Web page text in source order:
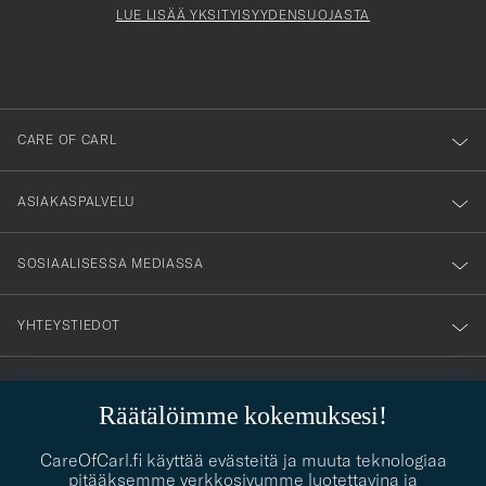
Räätälöimme kokemuksesi!
CareOfCarl.fi käyttää evästeitä ja muuta teknologiaa
pitääksemme verkkosivumme luotettavina ja
dig
till
vårt
nyhetsbrev!
LUE LISÄÄ YKSITYISYYDENSUOJASTA
CARE OF CARL
ASIAKASPALVELU
SOSIAALISESSA MEDIASSA
YHTEYSTIEDOT
contact@careofcarl.com
PUKEUTUMISNEUVONTA
Kaipaatko apua oman tyylisi löytämiseen? Me autamme sinua
mielellämme!